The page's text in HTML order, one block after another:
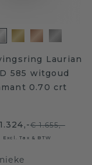
Laurian
585 witgoud
0.70 crt
€ 1.655,-
Excl. Tax & BTW